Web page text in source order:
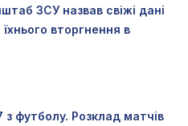
ЗСУ назвав свіжі дані
вторгнення в
футболу. Розклад матчів